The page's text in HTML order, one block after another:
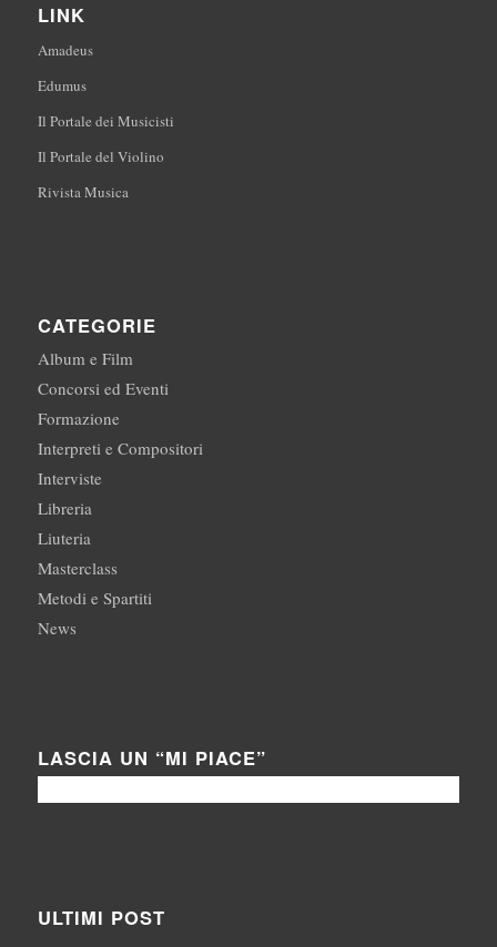
LINK
Amadeus
Edumus
Il Portale dei Musicisti
Il Portale del Violino
Rivista Musica
CATEGORIE
Album e Film
Concorsi ed Eventi
Formazione
Interpreti e Compositori
Interviste
Libreria
Liuteria
Masterclass
Metodi e Spartiti
News
LASCIA UN “MI PIACE”
ULTIMI POST